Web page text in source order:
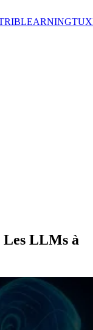
LEARNING
LLMs à